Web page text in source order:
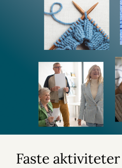
Faste